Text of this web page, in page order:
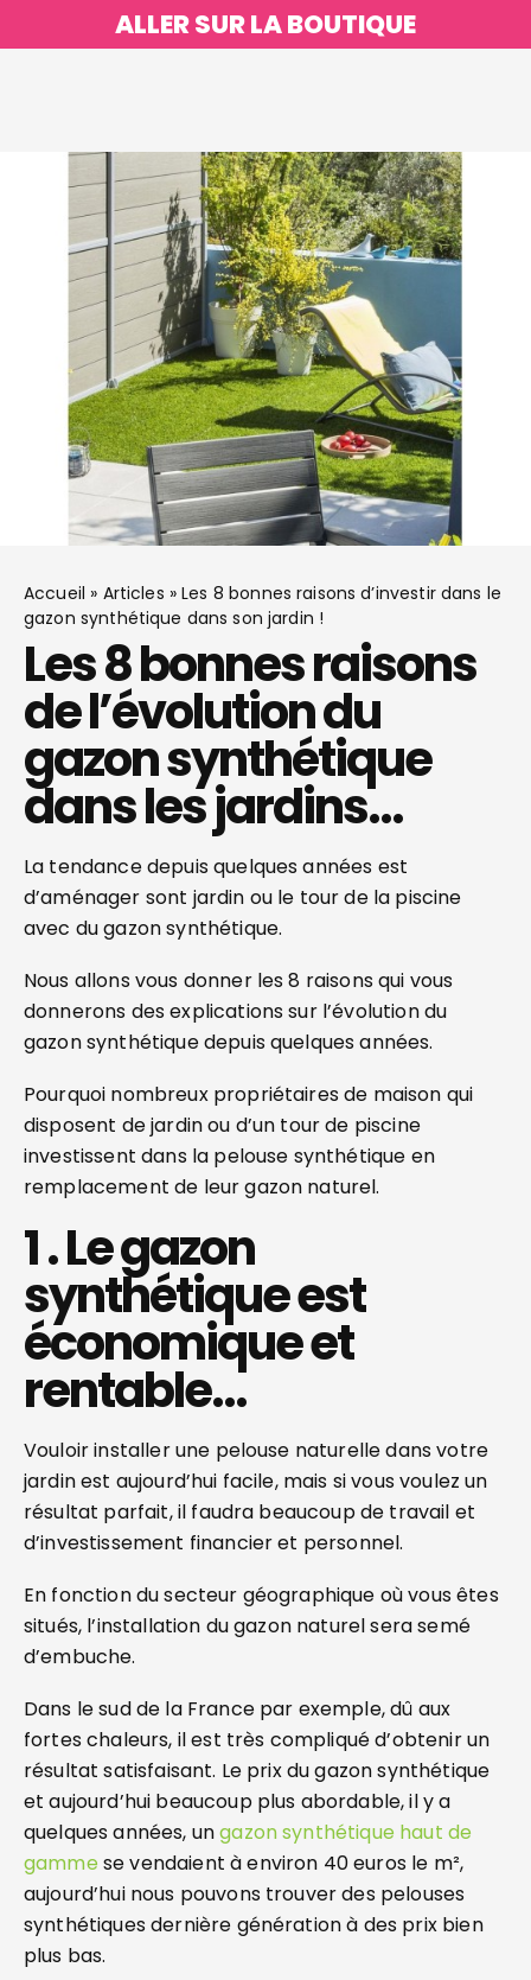
ALLER SUR LA BOUTIQUE
Accueil » Articles »Les 8 bonnes raisons d’investir dans le
gazon synthétique dans son jardin !
Les 8 bonnes raisons
de l’évolution du
gazon synthétique
dans les jardins…
La tendance depuis quelques années est
d’aménager sont jardin ou le tour de la piscine
avec du gazon synthétique.
Nous allons vous donner les 8 raisons qui vous
donnerons des explications sur l’évolution du
gazon synthétique depuis quelques années.
Pourquoi nombreux propriétaires de maison qui
disposent de jardin ou d’un tour de piscine
investissent dans la pelouse synthétique en
remplacement de leur gazon naturel.
1 . Le gazon
synthétique est
économique et
rentable…
Vouloir installer une pelouse naturelle dans votre
jardin est aujourd’hui facile, mais si vous voulez un
résultat parfait, il faudra beaucoup de travail et
d’investissement financier et personnel.
En fonction du secteur géographique où vous êtes
situés, l’installation du gazon naturel sera semé
d’embuche.
Dans le sud de la France par exemple, dû aux
fortes chaleurs, il est très compliqué d’obtenir un
résultat satisfaisant. Le prix du gazon synthétique
et aujourd’hui beaucoup plus abordable, il y a
quelques années, ungazon synthétique haut de
gamme se vendaient à environ 40 euros le m²,
aujourd’hui nous pouvons trouver des pelouses
synthétiques dernière génération à des prix bien
plus bas.